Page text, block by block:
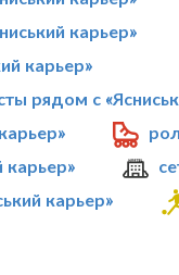
карьер»
карьер»
рядом с
карьер»
карьер»